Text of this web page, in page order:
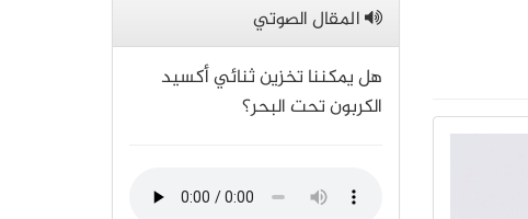
المقال الصوتي
هل يمكننا تخزين ثنائي أكسيد
الكربون تحت البحر؟